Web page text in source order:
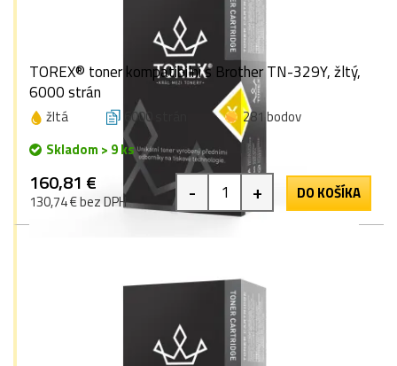
TOREX® toner kompatibilní s Brother TN-329Y, žltý,
6000 strán
žltá 6000 strán
281 bodov
Skladom > 9 ks
160,81 €
130,74 € bez DPH - + DO KOŠÍKA